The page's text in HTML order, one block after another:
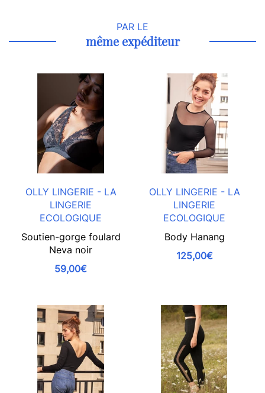
PAR LE
même expéditeur
OLLY LINGERIE - LA
LINGERIE
ECOLOGIQUE
Soutien-gorge foulard
Neva noir
59,00€
OLLY LINGERIE - LA
LINGERIE
ECOLOGIQUE
Body Hanang
125,00€